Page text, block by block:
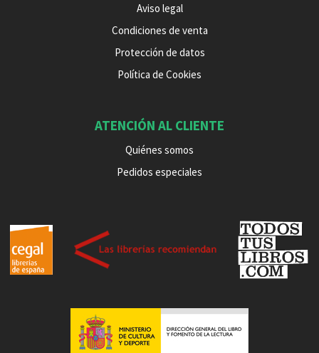
Aviso legal
Condiciones de venta
Protección de datos
Política de Cookies
ATENCIÓN AL CLIENTE
Quiénes somos
Pedidos especiales